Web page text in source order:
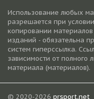
Использование любых
разрешается при
копировании
изданий - обязательна
систем гиперссылка.
зависимости от полного
материала (материалов).
© 2020-2026 prsport.net